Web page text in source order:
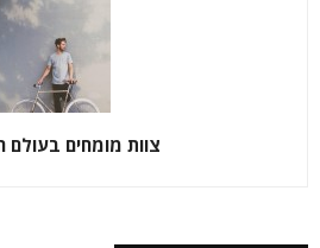
צוות מומחים בעולם